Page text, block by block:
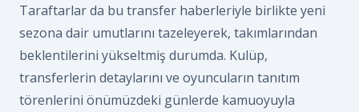
Taraftarlar da bu transfer haberleriyle birlikte yeni
sezona dair umutlarını tazeleyerek, takımlarından
beklentilerini yükseltmiş durumda. Kulüp,
transferlerin detaylarını ve oyuncuların tanıtım
törenlerini önümüzdeki günlerde kamuoyuyla